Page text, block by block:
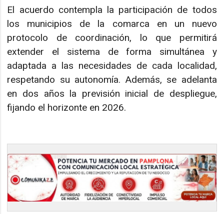
El acuerdo contempla la participación de todos
los municipios de la comarca en un nuevo
protocolo de coordinación, lo que permitirá
extender el sistema de forma simultánea y
adaptada a las necesidades de cada localidad,
respetando su autonomía. Además, se adelanta
en dos años la previsión inicial de despliegue,
fijando el horizonte en 2026.